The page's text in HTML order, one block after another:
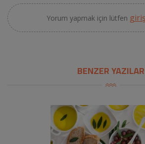
Yorum yapmak için lütfen
BENZER YAZILAR